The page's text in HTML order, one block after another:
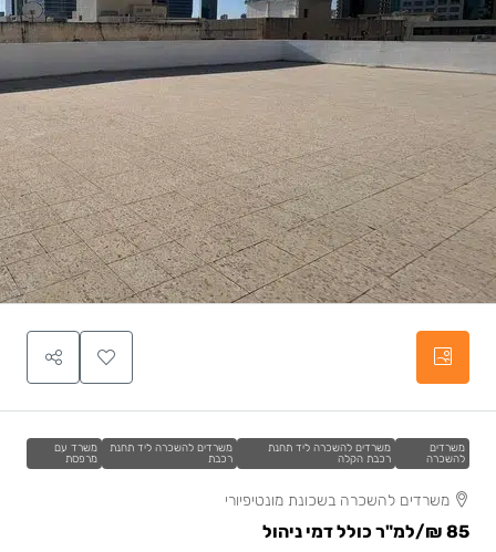
משרדים
להשכרה
משרדים להשכרה ליד תחנת
רכבת הקלה
משרדים להשכרה ליד תחנת
רכבת
משרד עם
מרפסת
משרדים להשכרה בשכונת מונטיפיורי
85 ₪ /למ"ר כולל דמי ניהול